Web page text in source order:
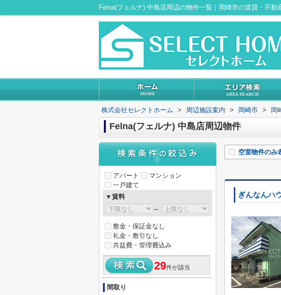
Felna(フェルナ) 中島店周辺の物件一覧｜岡崎市の賃貸・不
株式会社セレクトホーム > 周辺施設案内 > 岡崎市 > 岡
Felna(フェルナ) 中島店周辺物件
空室物件のみ
ぎんなんハ
アパート
マンション
一戸建て
▼賃料
～
敷金・保証金なし
礼金・敷引なし
共益費・管理費込み
29件が該当
間取り